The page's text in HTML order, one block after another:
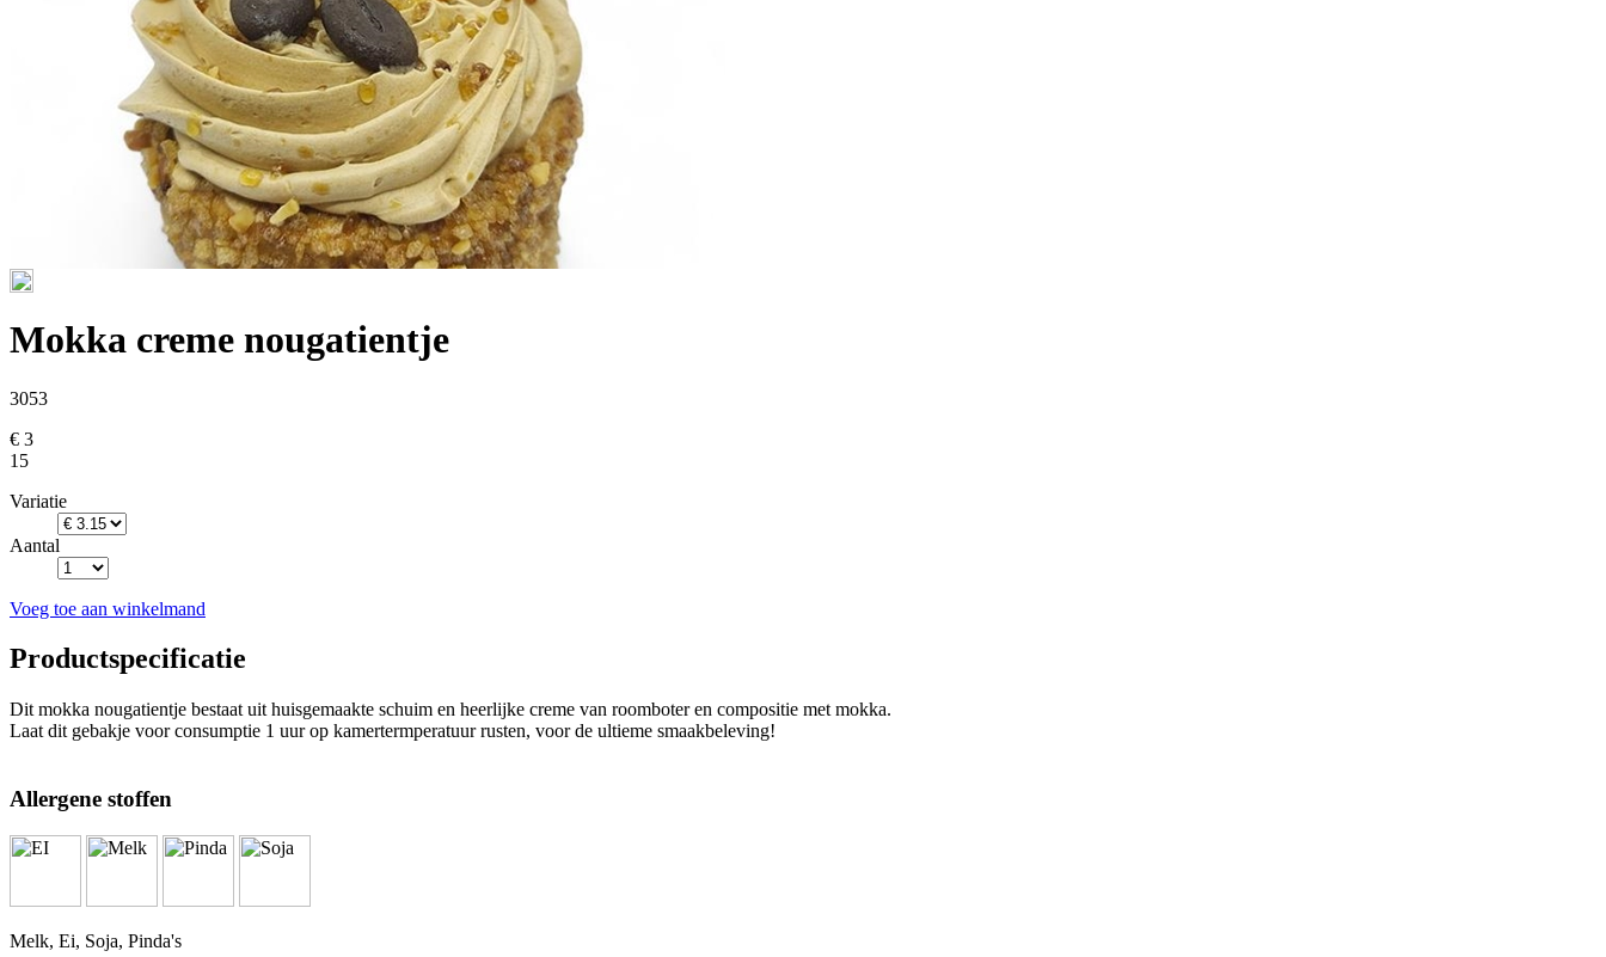
Mokka creme nougatientje
3053
€ 3
15
Variatie
Aantal
Voeg toe aan winkelmand
Productspecificatie
Dit mokka nougatientje bestaat uit huisgemaakte schuim en heerlijke creme van roomboter en compositie met mokka.
Laat dit gebakje voor consumptie 1 uur op kamertermperatuur rusten, voor de ultieme smaakbeleving!
Allergene stoffen
Melk, Ei, Soja, Pinda's